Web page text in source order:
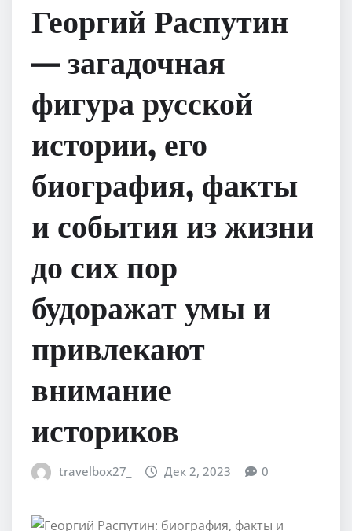
Георгий Распутин
— загадочная
фигура русской
истории, его
биография, факты
и события из жизни
до сих пор
будоражат умы и
привлекают
внимание
историков
travelbox27_ Дек 2, 2023 0